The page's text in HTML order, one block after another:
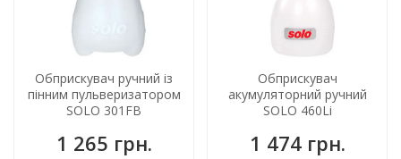
Обприскувач ручний із
пінним пульверизатором
SOLO 301FB
1 265 грн.
Обприскувач
акумуляторний ручний
SOLO 460Li
1 474 грн.